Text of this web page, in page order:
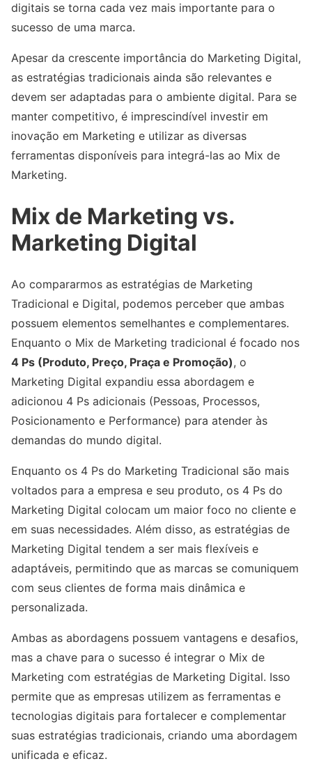
digitais se torna cada vez mais importante para o
sucesso de uma marca.
Apesar da crescente importância do Marketing Digital,
as estratégias tradicionais ainda são relevantes e
devem ser adaptadas para o ambiente digital. Para se
manter competitivo, é imprescindível investir em
inovação em Marketing e utilizar as diversas
ferramentas disponíveis para integrá-las ao Mix de
Marketing.
Mix de Marketing vs.
Marketing Digital
Ao compararmos as estratégias de Marketing
Tradicional e Digital, podemos perceber que ambas
possuem elementos semelhantes e complementares.
Enquanto o Mix de Marketing tradicional é focado nos
4 Ps (Produto, Preço, Praça e Promoção), o
Marketing Digital expandiu essa abordagem e
adicionou 4 Ps adicionais (Pessoas, Processos,
Posicionamento e Performance) para atender às
demandas do mundo digital.
Enquanto os 4 Ps do Marketing Tradicional são mais
voltados para a empresa e seu produto, os 4 Ps do
Marketing Digital colocam um maior foco no cliente e
em suas necessidades. Além disso, as estratégias de
Marketing Digital tendem a ser mais flexíveis e
adaptáveis, permitindo que as marcas se comuniquem
com seus clientes de forma mais dinâmica e
personalizada.
Ambas as abordagens possuem vantagens e desafios,
mas a chave para o sucesso é integrar o Mix de
Marketing com estratégias de Marketing Digital. Isso
permite que as empresas utilizem as ferramentas e
tecnologias digitais para fortalecer e complementar
suas estratégias tradicionais, criando uma abordagem
unificada e eficaz.